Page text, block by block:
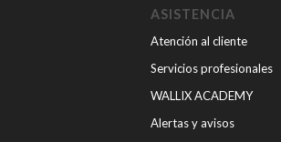
ASISTENCIA
Atención al cliente
Servicios profesionales
WALLIX ACADEMY
Alertas y avisos